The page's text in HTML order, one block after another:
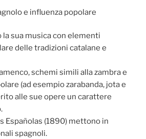
e influenza popolare
la sua musica con elementi
delle tradizioni catalane e
schemi simili alla zambra e
(ad esempio zarabanda, jota e
alle sue opere un carattere
Españolas (1890) mettono in
spagnoli.